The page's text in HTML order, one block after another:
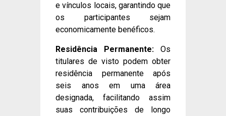
e vínculos locais, garantindo que
os participantes sejam
economicamente benéficos.
Residência Permanente: Os
titulares de visto podem obter
residência permanente após
seis anos em uma área
designada, facilitando assim
suas contribuições de longo